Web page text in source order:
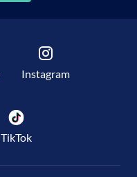
Instagram
TikTok